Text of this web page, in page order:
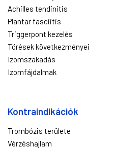
Achilles tendinitis
Plantar fasciitis
Triggerpont kezelés
Törések következményei
Izomszakadás
Izomfájdalmak
Kontraindikációk
Trombózis területe
Vérzéshajlam